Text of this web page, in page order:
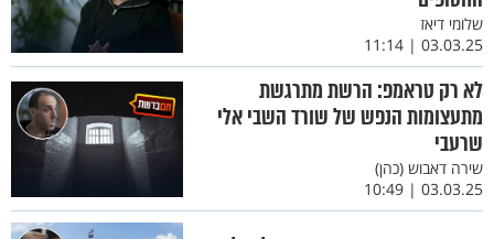
שלומי דיאז
03.03.25 | 11:14
לא רק טראמפ: הרשת מתרגשת
מתעצומות הנפש של שורד השבי אלי
שרעבי
שירה דאבוש (כהן)
03.03.25 | 10:49